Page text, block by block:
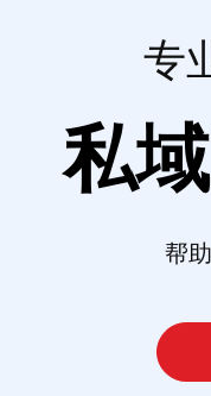
专
私
帮